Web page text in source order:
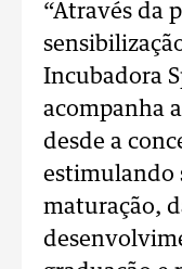
“Através da
Incubadora
acompanha
desde a
estimulando
maturação,